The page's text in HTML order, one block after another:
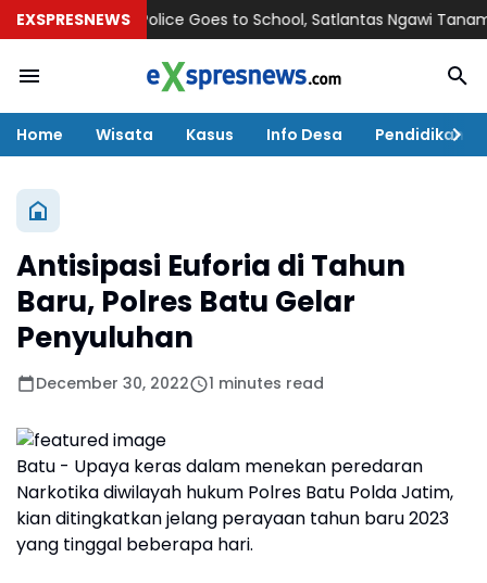
EXSPRESNEWSPolice Goes to School, Satlantas Ngawi Tanamkan
Home Wisata Kasus Info Desa Pendidikan
Antisipasi Euforia di Tahun
Baru, Polres Batu Gelar
Penyuluhan
December 30, 2022 1 minutes read
Batu - Upaya keras dalam menekan peredaran
Narkotika diwilayah hukum Polres Batu Polda Jatim,
kian ditingkatkan jelang perayaan tahun baru 2023
yang tinggal beberapa hari.